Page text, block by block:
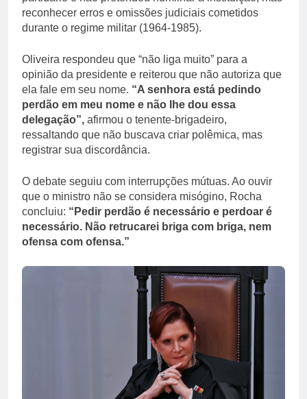
reconhecer erros e omissões judiciais cometidos
durante o regime militar (1964-1985).
Oliveira respondeu que “não liga muito” para a
opinião da presidente e reiterou que não autoriza que
ela fale em seu nome. “A senhora está pedindo
perdão em meu nome e não lhe dou essa
delegação”, afirmou o tenente-brigadeiro,
ressaltando que não buscava criar polêmica, mas
registrar sua discordância.
O debate seguiu com interrupções mútuas. Ao ouvir
que o ministro não se considera misógino, Rocha
concluiu: “Pedir perdão é necessário e perdoar é
necessário. Não retrucarei briga com briga, nem
ofensa com ofensa.”